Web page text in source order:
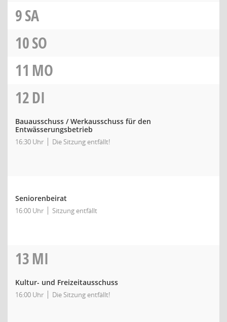
9SA
10SO
11 MO
12DI
Bauausschuss / Werkausschuss für den
Entwässerungsbetrieb
16:30 Uhr Die Sitzung entfällt!
Seniorenbeirat
16:00 Uhr Sitzung entfällt
13MI
Kultur- und Freizeitausschuss
16:00 Uhr Die Sitzung entfällt!